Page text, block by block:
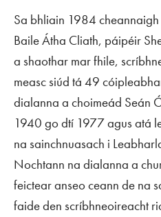
Sa bhliain 1984
Baile Átha Cliath, páipéir
a shaothar mar fhile,
measc siúd tá 49
dialanna a choimeád Seán
1940 go dtí 1977 agus atá
na sainchnuasach i
Nochtann na dialanna a
feictear anseo ceann de na
faide den scríbhneoireacht